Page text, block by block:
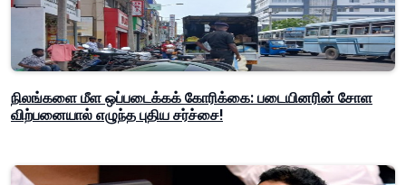
நிலங்களை மீள ஒப்படைக்கக் கோரிக்கை: படையினரின் சோள
விற்பனையால் எழுந்த புதிய சர்ச்சை!